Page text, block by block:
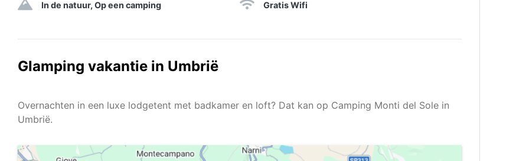
In de natuur, Op een camping Gratis Wifi
Glamping vakantie in Umbrië
Overnachten in een luxe lodgetent met badkamer en loft? Dat kan op Camping Monti del Sole in